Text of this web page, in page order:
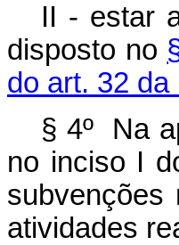
II - estar
disposto no
do art. 32 da
§ 4º Na
no inciso I